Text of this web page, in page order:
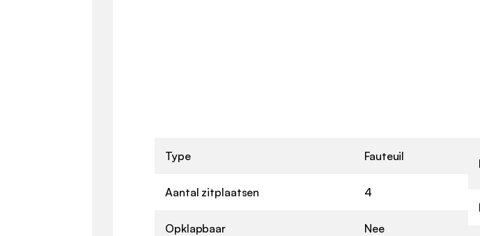
Type Fauteuil
Aantal zitplaatsen 4
Opklapbaar Nee